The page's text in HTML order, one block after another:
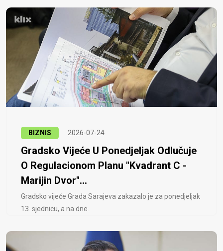
BIZNIS 2026-07-24
Gradsko Vijeće U Ponedjeljak Odlučuje
O Regulacionom Planu "Kvadrant C -
Marijin Dvor"...
Gradsko vijeće Grada Sarajeva zakazalo je za ponedjeljak
13. sjednicu, a na dne..